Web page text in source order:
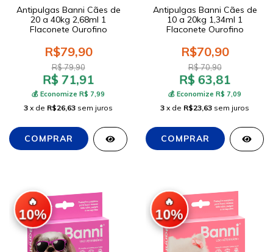
Antipulgas Banni Cães de
20 a 40kg 2,68ml 1
Flaconete Ourofino
R$79,90
R$ 79,90
R$ 71,91
💰 Economize R$ 7,99
3 x de R$26,63 sem juros
Antipulgas Banni Cães de
10 a 20kg 1,34ml 1
Flaconete Ourofino
R$70,90
R$ 70,90
R$ 63,81
💰 Economize R$ 7,09
3 x de R$23,63 sem juros
🔥
10%
🔥
10%